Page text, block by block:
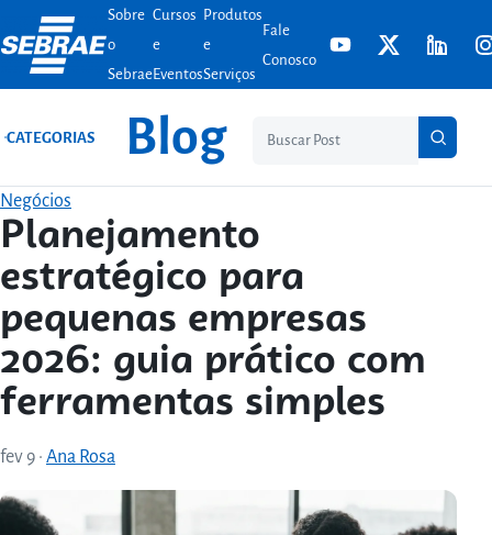
Ir para o conteúdo
Sobre
o
Sebrae
Cursos
e
Eventos
Produtos
e
Serviços
Fale
Conosco
CATEGORIAS Blog
Negócios
Planejamento
estratégico para
pequenas empresas
2026: guia prático com
ferramentas simples
fev 9 · Ana Rosa